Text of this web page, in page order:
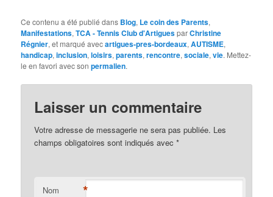
Ce contenu a été publié dans Blog, Le coin des Parents,
Manifestations,TCA - Tennis Club d'ArtiguesparChristine
Régnier, et marqué avecartigues-pres-bordeaux,AUTISME,
handicap,inclusion,loisirs,parents,rencontre,sociale,vie. Mettez-
le en favori avec sonpermalien.
Laisser un commentaire
Votre adresse de messagerie ne sera pas publiée. Les
champs obligatoires sont indiqués avec*
Nom *